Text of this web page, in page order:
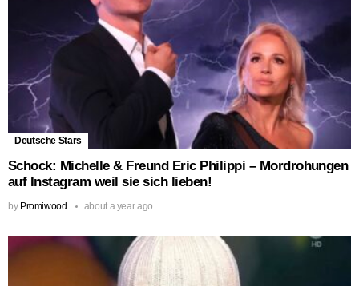
Deutsche Stars
Schock: Michelle & Freund Eric Philippi – Mordrohungen
auf Instagram weil sie sich lieben!
by Promiwood about a year ago